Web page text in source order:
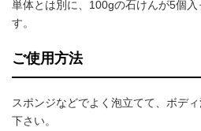
単体とは別に、100gの石けんが5個
す。
ご使用方法
スポンジなどでよく泡立てて、ボデ
下さい。